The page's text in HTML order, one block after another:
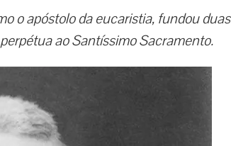
o apóstolo da eucaristia, fundou duas
ao Santíssimo Sacramento.